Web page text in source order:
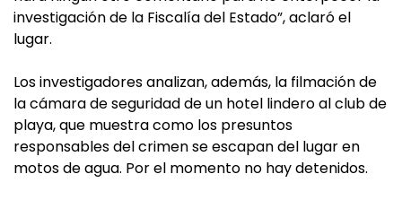
investigación de la Fiscalía del Estado”, aclaró el
lugar.
Los investigadores analizan, además, la filmación de
la cámara de seguridad de un hotel lindero al club de
playa, que muestra como los presuntos
responsables del crimen se escapan del lugar en
motos de agua. Por el momento no hay detenidos.